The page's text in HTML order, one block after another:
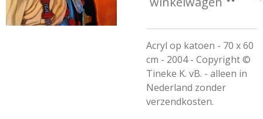
Acryl op katoen - 70 x 60
cm - 2004 - Copyright ©
Tineke K. vB. - alleen in
Nederland zonder
verzendkosten.